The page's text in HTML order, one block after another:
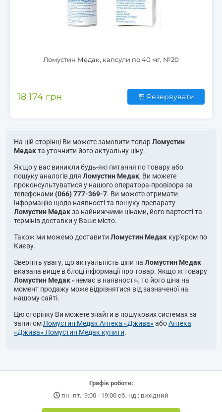
Ломустин Медак, капсули по 40 мг, №20
Резервувати
18 174 грн
На цій сторінці Ви можете замовити товарЛомустин
Медакта уточнити його актуальну ціну.
Якщо у вас виникли будь-які питання по товару або
пошуку аналогів для Ломустин Медак, Ви можете
проконсультуватися у нашого оператора-провізора за
телефонами (066) 777-369-7. Ви можете отримати
інформацію щодо наявності та пошуку препарату
Ломустин Медакза найнижчими цінами, його вартості та
термінів доставки у Ваше місто.
Також ми можемо доставити Ломустин Медак кур'єром по
Києву.
Зверніть увагу, що актуальність ціни на Ломустин Медак
вказана вище в блоці інформації про товар. Якщо ж товару
Ломустин Медак«немає в наявності», то його ціна на
момент продажу може відрізнятися від зазначеної на
нашому сайті.
Цю сторінку Ви можете знайти в пошукових системах за
запитом Ломустин Медак Аптека «Джива» абоАптека
«Джива» Ломустин Медак купити.
Графік роботи:
пн.-пт.: 9:00 - 19:00 сб.-нд.: вихідний